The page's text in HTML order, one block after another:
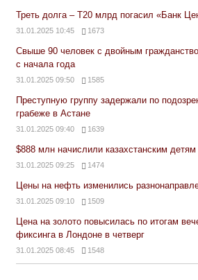
Треть долга – Т20 млрд погасил «Банк
31.01.2025 10:45 1673
Свыше 90 человек с двойным
с начала года
31.01.2025 09:50 1585
Преступную группу задержали по
грабеже в Астане
31.01.2025 09:40 1639
$888 млн начислили казахстанским
31.01.2025 09:25 1474
Цены на нефть изменились
31.01.2025 09:10 1509
Цена на золото повысилась по итогам
фиксинга в Лондоне в четверг
31.01.2025 08:45 1548